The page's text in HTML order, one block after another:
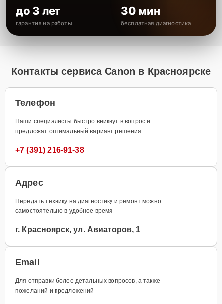
до 3 лет
гарантия на работы
30 мин
бесплатная диагностика
Контакты сервиса Canon в Красноярске
Телефон
Наши специалисты быстро вникнут в вопрос и
предложат оптимальный вариант решения
+7 (391) 216-91-38
Адрес
Передать технику на диагностику и ремонт можно
самостоятельно в удобное время
г. Красноярск, ул. Авиаторов, 1
Email
Для отправки более детальных вопросов, а также
пожеланий и предложений